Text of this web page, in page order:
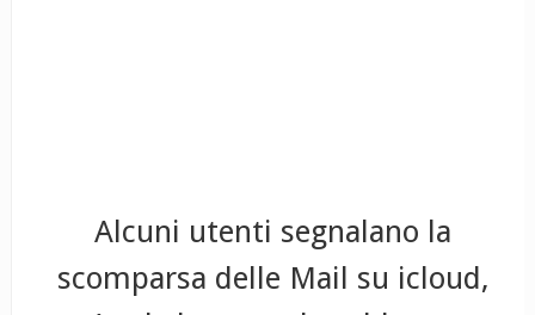
Alcuni utenti segnalano la
scomparsa delle Mail su icloud,